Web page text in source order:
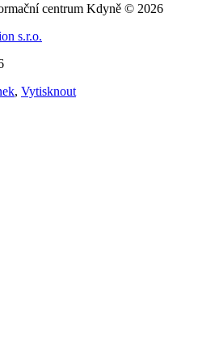
centrum Kdyně © 2026
s.r.o.
, Vytisknout